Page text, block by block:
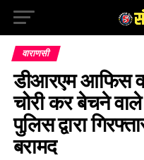
वाराणसी
डीआरएम आफिस व
चोरी कर बेचने
पुलिस द्वारा
बरामद